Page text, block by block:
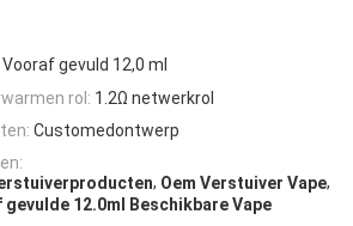
Vooraf gevuld 12,0 ml
rol: 1.2Ω netwerkrol
Customedontwerp
, Oem Verstuiver Vape,
12.0ml Beschikbare Vape